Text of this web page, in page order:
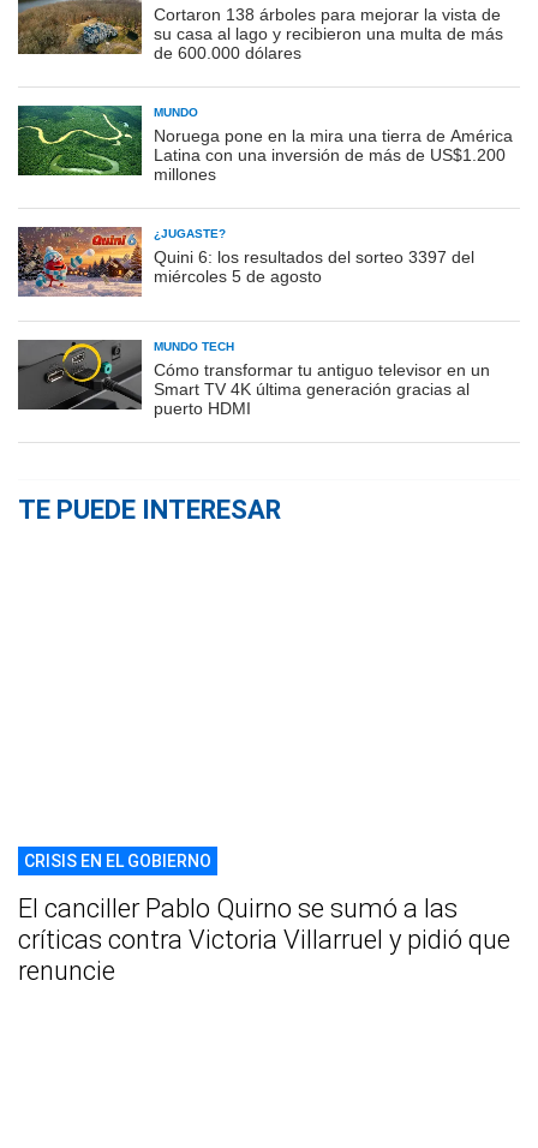
Cortaron 138 árboles para mejorar la vista de
su casa al lago y recibieron una multa de más
de 600.000 dólares
MUNDO
Noruega pone en la mira una tierra de América
Latina con una inversión de más de US$1.200
millones
¿JUGASTE?
Quini 6: los resultados del sorteo 3397 del
miércoles 5 de agosto
MUNDO TECH
Cómo transformar tu antiguo televisor en un
Smart TV 4K última generación gracias al
puerto HDMI
TE PUEDE INTERESAR
CRISIS EN EL GOBIERNO
El canciller Pablo Quirno se sumó a las
críticas contra Victoria Villarruel y pidió que
renuncie